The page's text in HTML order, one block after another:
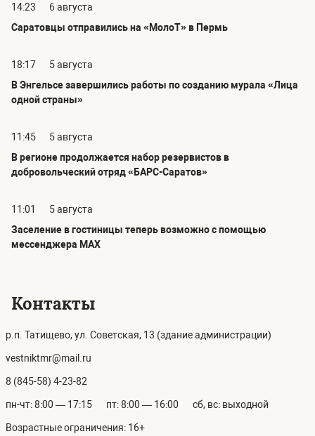
14:23
6 августа
Саратовцы отправились на «МолоТ» в Пермь
18:17
5 августа
В Энгельсе завершились работы по созданию мурала «Лица
одной страны»
11:45
5 августа
В регионе продолжается набор резервистов в
добровольческий отряд «БАРС-Саратов»
11:01
5 августа
Заселение в гостиницы теперь возможно с помощью
мессенджера MAX
Контакты
р.п. Татищево, ул. Советская, 13 (здание администрации)
vestniktmr@mail.ru
8 (845-58) 4-23-82
пн-чт: 8:00 — 17:15 пт: 8:00 — 16:00 сб, вс: выходной
Возрастные ограничения: 16+